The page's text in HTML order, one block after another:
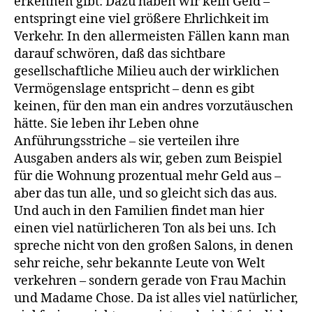
entspringt eine viel größere Ehrlichkeit im
Verkehr. In den allermeisten Fällen kann man
darauf schwören, daß das sichtbare
gesellschaftliche Milieu auch der wirklichen
Vermögenslage entspricht – denn es gibt
keinen, für den man ein andres vorzutäuschen
hätte. Sie leben ihr Leben ohne
Anführungsstriche – sie verteilen ihre
Ausgaben anders als wir, geben zum Beispiel
für die Wohnung prozentual mehr Geld aus –
aber das tun alle, und so gleicht sich das aus.
Und auch in den Familien findet man hier
einen viel natürlicheren Ton als bei uns. Ich
spreche nicht von den großen Salons, in denen
sehr reiche, sehr bekannte Leute von Welt
verkehren – sondern gerade von Frau Machin
und Madame Chose. Da ist alles viel natürlicher,